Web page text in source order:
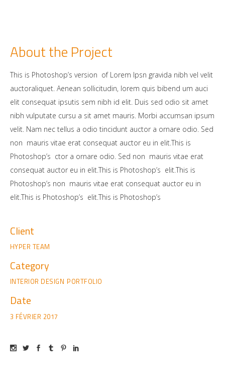
About the Project
This is Photoshop’s version of Lorem Ipsn gravida nibh vel velit
auctoraliquet. Aenean sollicitudin, lorem quis bibend um auci
elit consequat ipsutis sem nibh id elit. Duis sed odio sit amet
nibh vulputate cursu a sit amet mauris. Morbi accumsan ipsum
velit. Nam nec tellus a odio tincidunt auctor a ornare odio. Sed
non mauris vitae erat consequat auctor eu in elit.This is
Photoshop’s ctor a ornare odio. Sed non mauris vitae erat
consequat auctor eu in elit.This is Photoshop’s elit.This is
Photoshop’s non mauris vitae erat consequat auctor eu in
elit.This is Photoshop’s elit.This is Photoshop’s
Client
HYPER TEAM
Category
INTERIOR DESIGN PORTFOLIO
Date
3 FÉVRIER 2017